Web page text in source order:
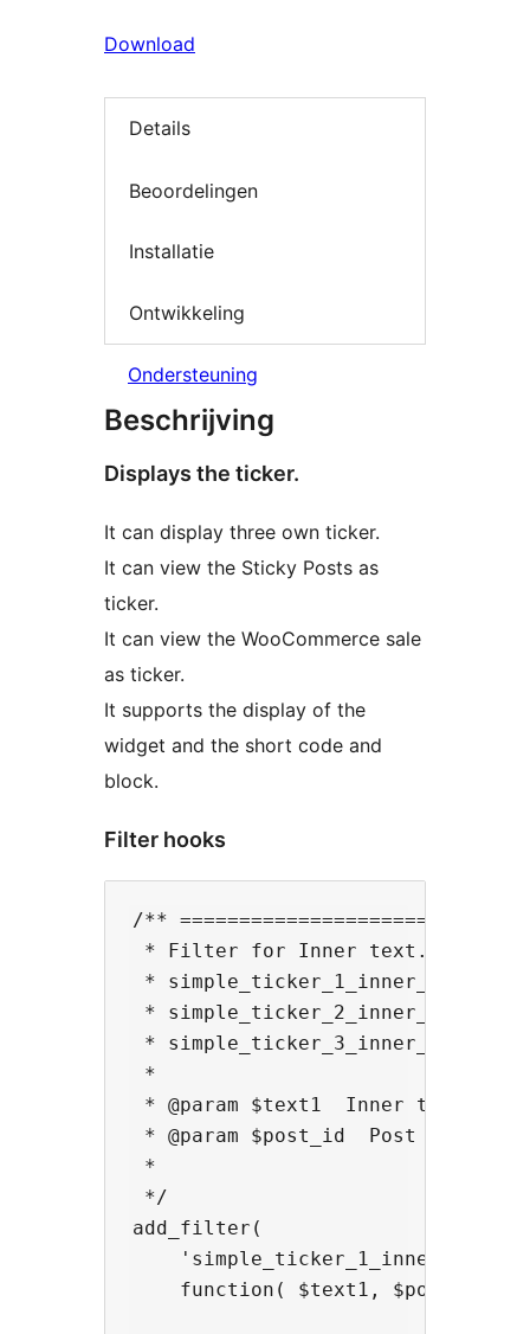
Download
Details
Beoordelingen
Installatie
Ontwikkeling
Ondersteuning
Beschrijving
Displays the ticker.
It can display three own ticker.
It can view the Sticky Posts as
ticker.
It can view the WooCommerce sale
as ticker.
It supports the display of the
widget and the short code and
block.
Filter hooks
/**
* Filter for Inner text.
* simple_ticker_1_inner_text
* simple_ticker_2_inner_text
* simple_ticker_3_inner_text
*
* @param $text1  Inner text.
* @param $post_id  Post ID.
*
*/
add_filter(
function( $text1, $post_id )